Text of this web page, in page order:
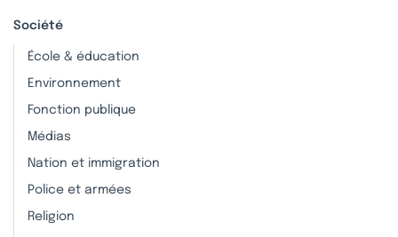
Société
École & éducation
Environnement
Fonction publique
Médias
Nation et immigration
Police et armées
Religion